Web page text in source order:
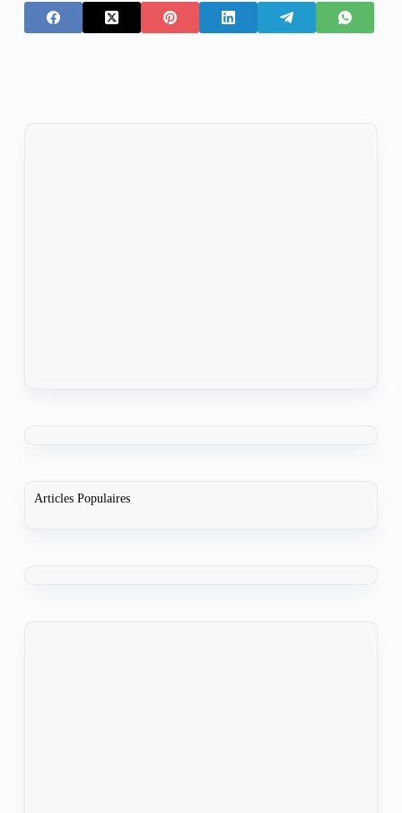
Articles Populaires